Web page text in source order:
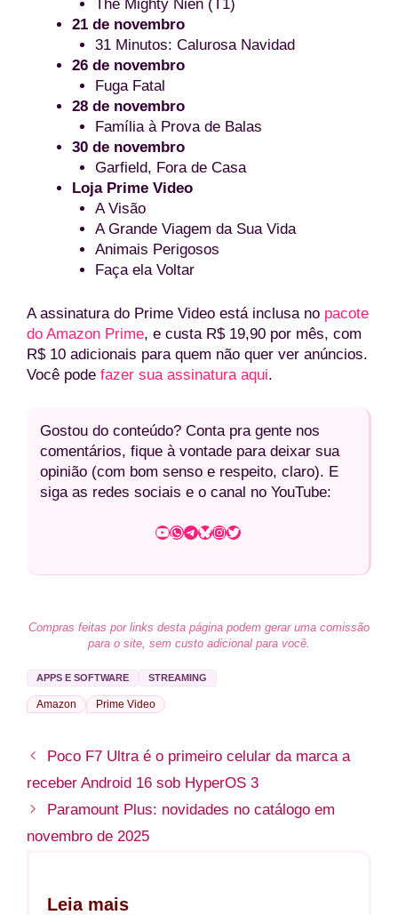
The Mighty Nien (T1)
21 de novembro
31 Minutos: Calurosa Navidad
26 de novembro
Fuga Fatal
28 de novembro
Família à Prova de Balas
30 de novembro
Garfield, Fora de Casa
Loja Prime Video
A Visão
A Grande Viagem da Sua Vida
Animais Perigosos
Faça ela Voltar
A assinatura do Prime Video está inclusa no pacote
do Amazon Prime, e custa R$ 19,90 por mês, com
R$ 10 adicionais para quem não quer ver anúncios.
Você pode fazer sua assinatura aqui.
Gostou do conteúdo? Conta pra gente nos
comentários, fique à vontade para deixar sua
opinião (com bom senso e respeito, claro). E
siga as redes sociais e o canal no YouTube:
Youtube WhatsApp TelegramBluesky InstagramTwitter
Compras feitas por links desta página podem gerar uma comissão
para o site, sem custo adicional para você.
APPS E SOFTWARE STREAMING
Amazon Prime Video
Poco F7 Ultra é o primeiro celular da marca a
receber Android 16 sob HyperOS 3
Paramount Plus: novidades no catálogo em
novembro de 2025
Leia mais